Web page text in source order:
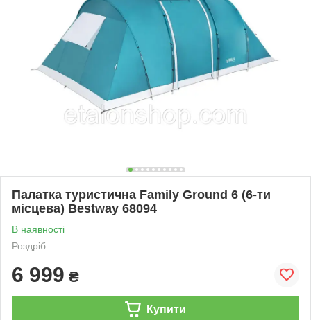
Палатка туристична Family Ground 6 (6-ти
місцева) Bestway 68094
В наявності
Роздріб
6 999 ₴
Купити